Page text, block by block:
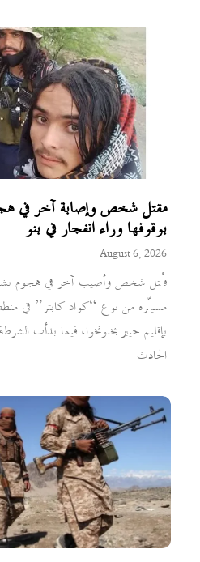
مقتل شخص وإصابة آخر في
بوقوفها وراء انفجار في بنو
August 6, 2026
قُتل شخص وأصيب آخر في هجوم
مسيّرة من نوع “كواد كابتر” في
بإقليم خيبر بختونخوا، فيما بدأت
الحادث